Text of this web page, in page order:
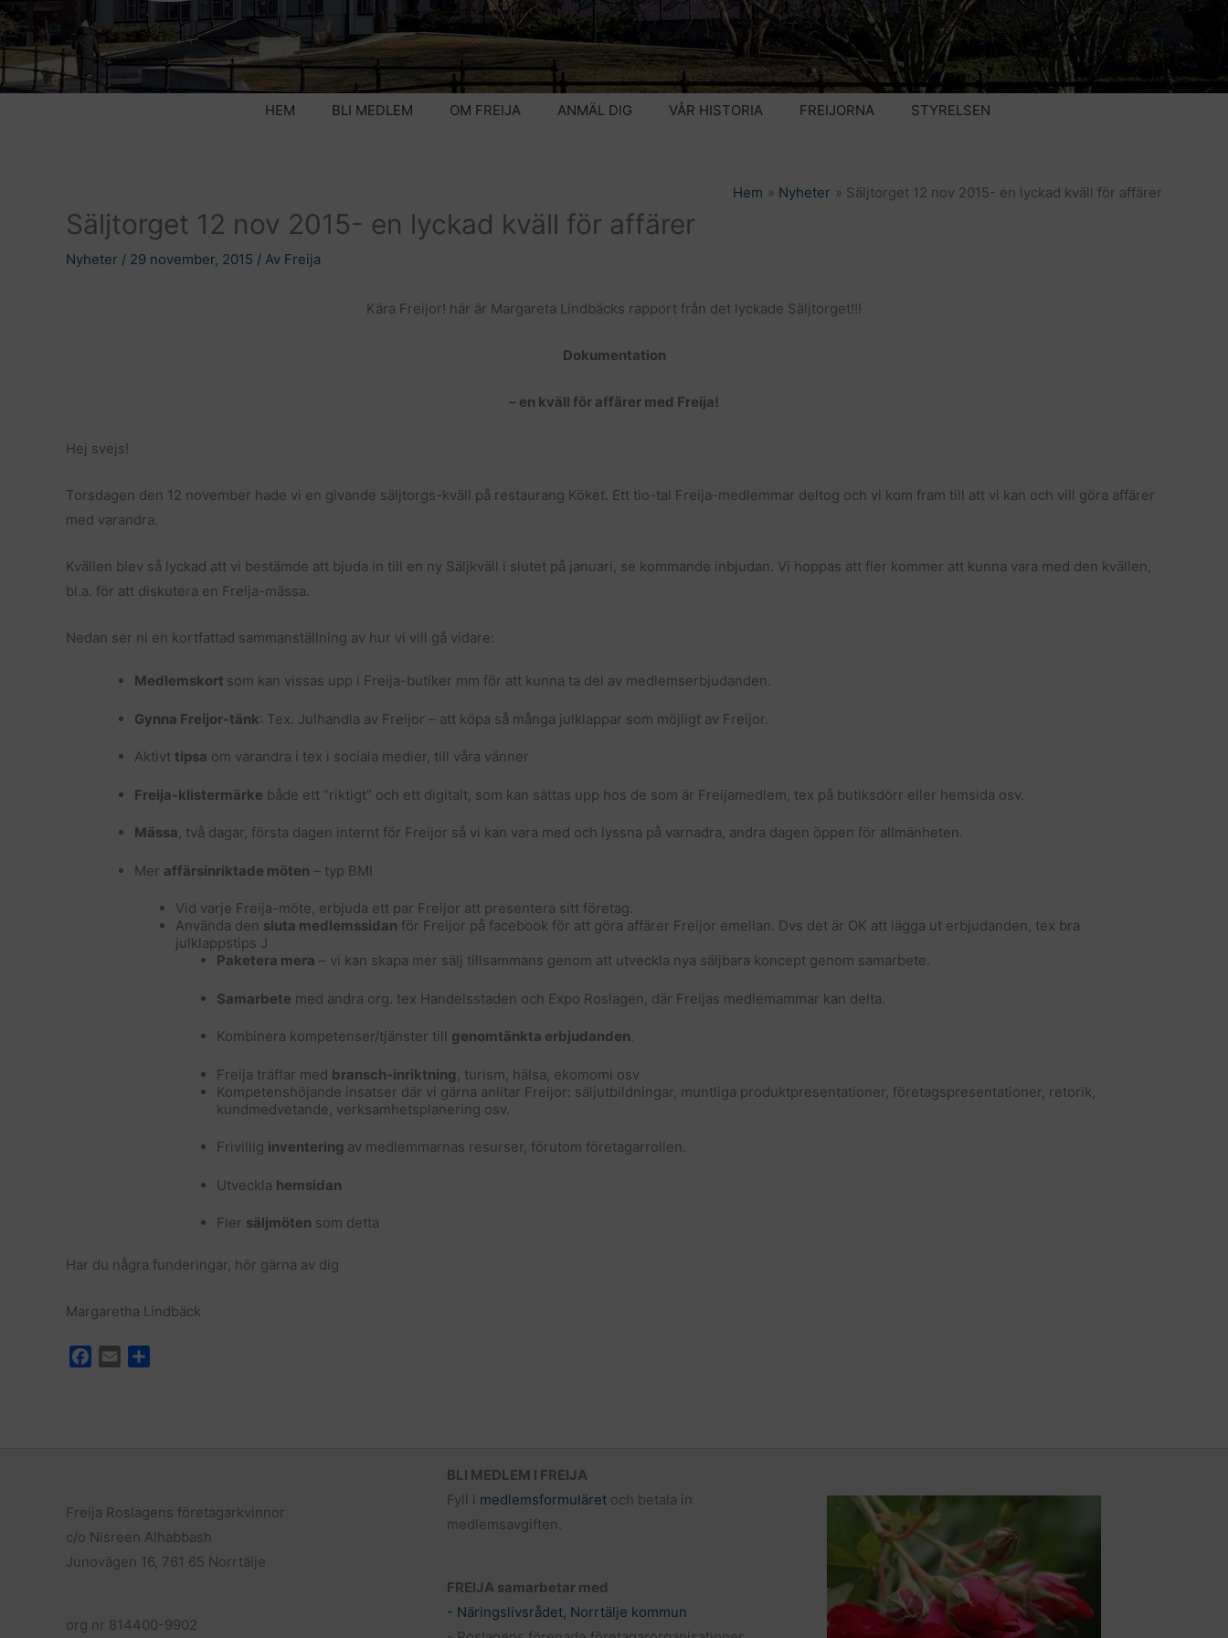
HEM BLI MEDLEM OM FREIJA ANMÄL DIG VÅR HISTORIA FREIJORNA STYRELSEN
Hem Nyheter Säljtorget 12 nov 2015- en lyckad kväll för affärer
Säljtorget 12 nov 2015- en lyckad kväll för affärer
Nyheter / 29 november, 2015 / Av Freija
Kära Freijor! här är Margareta Lindbäcks rapport från det lyckade Säljtorget!!!
Dokumentation
– en kväll för affärer med Freija!
Hej svejs!
Torsdagen den 12 november hade vi en givande säljtorgs-kväll på restaurang Köket. Ett tio-tal Freija-medlemmar deltog och vi kom fram till att vi kan och vill göra affärer
med varandra.
Kvällen blev så lyckad att vi bestämde att bjuda in till en ny Säljkväll i slutet på januari, se kommande inbjudan. Vi hoppas att fler kommer att kunna vara med den kvällen,
bl.a. för att diskutera en Freija-mässa.
Nedan ser ni en kortfattad sammanställning av hur vi vill gå vidare:
Medlemskort som kan vissas upp i Freija-butiker mm för att kunna ta del av medlemserbjudanden.
Gynna Freijor-tänk: Tex. Julhandla av Freijor – att köpa så många julklappar som möjligt av Freijor.
Aktivt tipsa om varandra i tex i sociala medier, till våra vänner
Freija-klistermärke både ett ”riktigt” och ett digitalt, som kan sättas upp hos de som är Freijamedlem, tex på butiksdörr eller hemsida osv.
Mässa, två dagar, första dagen internt för Freijor så vi kan vara med och lyssna på varnadra, andra dagen öppen för allmänheten.
Mer affärsinriktade möten – typ BMI
Vid varje Freija-möte, erbjuda ett par Freijor att presentera sitt företag.
Använda den sluta medlemssidan för Freijor på facebook för att göra affärer Freijor emellan. Dvs det är OK att lägga ut erbjudanden, tex bra
julklappstips J
Paketera mera – vi kan skapa mer sälj tillsammans genom att utveckla nya säljbara koncept genom samarbete.
Samarbete med andra org. tex Handelsstaden och Expo Roslagen, där Freijas medlemammar kan delta.
Kombinera kompetenser/tjänster till genomtänkta erbjudanden.
Freija träffar med bransch-inriktning , turism, hälsa, ekomomi osv
Kompetenshöjande insatser där vi gärna anlitar Freijor: säljutbildningar, muntliga produktpresentationer, företagspresentationer, retorik,
kundmedvetande, verksamhetsplanering osv.
Frivillig inventering av medlemmarnas resurser, förutom företagarrollen.
Utveckla hemsidan
Fler säljmöten som detta
Har du några funderingar, hör gärna av dig
Margaretha Lindbäck
k
Freija Roslagens företagarkvinnor
c/o Nisreen Alhabbash
Junovägen 16, 761 65 Norrtälje
org nr 814400-9902
BLI MEDLEM I FREIJA
Fyll i medlemsformuläretoch betala in
medlemsavgiften.
FREIJA samarbetar med
- Näringslivsrådet, Norrtälje kommun